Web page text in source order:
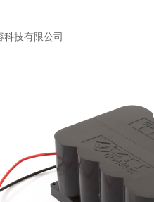
科技有限公司